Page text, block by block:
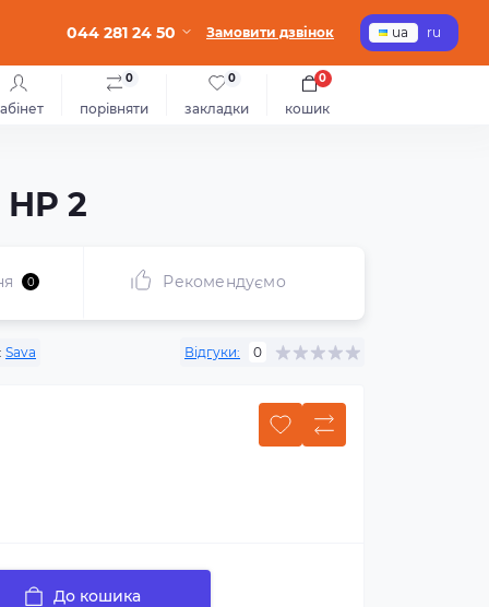
044 281 24 50 Замовити дзвінок ua ru
порівняти
0
закладки
0
кошик
0
2
0 Рекомендуємо
Sava Відгуки: 0
До кошика